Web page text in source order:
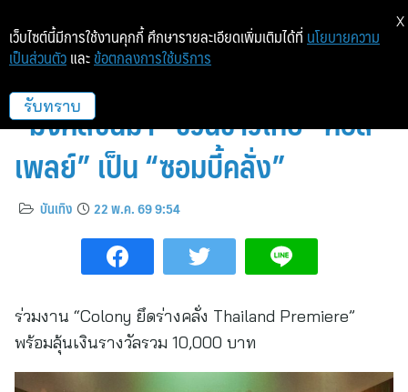
พร้อมหรือยังที่จะกลายพันธุ์!
“มงคลซีนีม่า” ชวนชาวไทย “คอส
เพลย์” เป็น “ซอมบี้คลั่ง”
บันเทิง 22 พ.ค. 69 9:54
ร่วมงาน “Colony ยึดร่างคลั่ง Thailand Premiere”
พร้อมลุ้นเงินรางวัลรวม 10,000 บาท
เว็บไซต์นี้มีการใช้งานคุกกี้ ศึกษารายละเอียดเพิ่มเติมได้ที่ นโยบายความ
เป็นส่วนตัว และ ข้อตกลงการใช้บริการ
รับทราบ
X